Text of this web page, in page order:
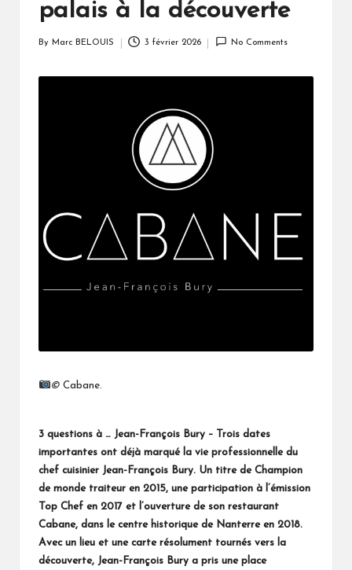
palais à la découverte
By Marc BELOUIS 3 février 2026 No Comments
© Cabane.
3 questions à … Jean-François Bury – Trois dates
importantes ont déjà marqué la vie professionnelle du
chef cuisinier Jean-François Bury. Un titre de Champion
de monde traiteur en 2015, une participation à l’émission
Top Chef en 2017 et l’ouverture de son restaurant
Cabane, dans le centre historique de Nanterre en 2018.
Avec un lieu et une carte résolument tournés vers la
découverte, Jean-François Bury a pris une place